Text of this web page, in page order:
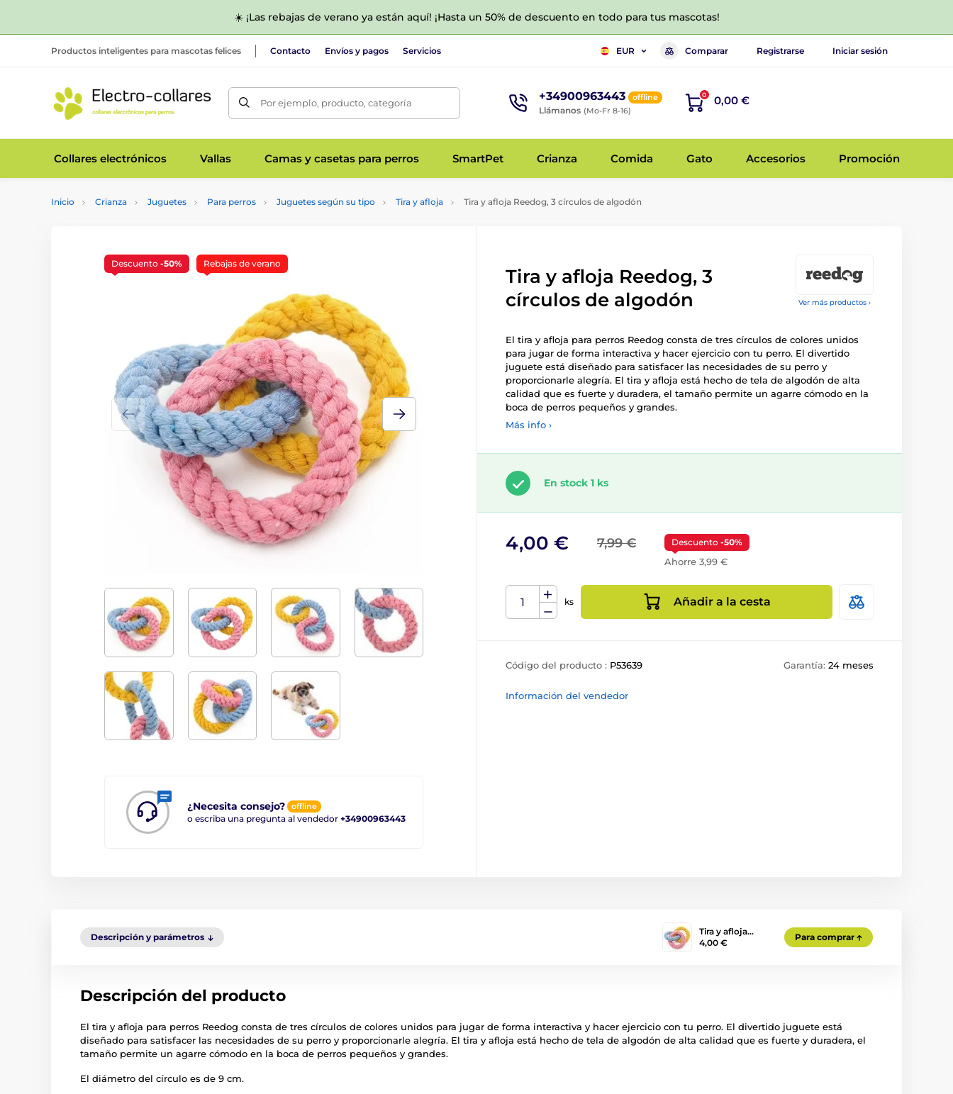
☀️ ¡Las rebajas de verano ya están aquí! ¡Hasta un 50% de descuento en todo para tus mascotas!
Productos inteligentes para mascotas felices Contacto Envíos y pagos Servicios EUR Comparar Registrarse Iniciar sesión
Por ejemplo, producto, categoría +34900963443 offline
Llámanos (Mo-Fr 8-16)
0 0,00 €
Collares electrónicos Vallas Camas y casetas para perros SmartPet Crianza Comida Gato Accesorios Promoción
Inicio Crianza Juguetes Para perros Juguetes según su tipo Tira y afloja Tira y afloja Reedog, 3 círculos de algodón
Ver más productos ›
¿Necesita consejo? offline
o escriba una pregunta al vendedor +34900963443
Descuento -50% Rebajas de verano
Tira y afloja Reedog, 3
círculos de algodón
El tira y afloja para perros Reedog consta de tres círculos de colores unidos
para jugar de forma interactiva y hacer ejercicio con tu perro. El divertido
juguete está diseñado para satisfacer las necesidades de su perro y
proporcionarle alegría. El tira y afloja está hecho de tela de algodón de alta
calidad que es fuerte y duradera, el tamaño permite un agarre cómodo en la
boca de perros pequeños y grandes.
Más info ›
En stock 1 ks
7,99 €
4,00 € Descuento -50%
Ahorre 3,99 €
ks Añadir a la cesta
Código del producto : P53639 Garantía: 24 meses
Información del vendedor
Descripción y parámetros
Tira y afloja…
4,00 €
Para comprar
Descripción del producto
El tira y afloja para perros Reedog consta de tres círculos de colores unidos para jugar de forma interactiva y hacer ejercicio con tu perro. El divertido juguete está
diseñado para satisfacer las necesidades de su perro y proporcionarle alegría. El tira y afloja está hecho de tela de algodón de alta calidad que es fuerte y duradera, el
tamaño permite un agarre cómodo en la boca de perros pequeños y grandes.
El diámetro del círculo es de 9 cm.